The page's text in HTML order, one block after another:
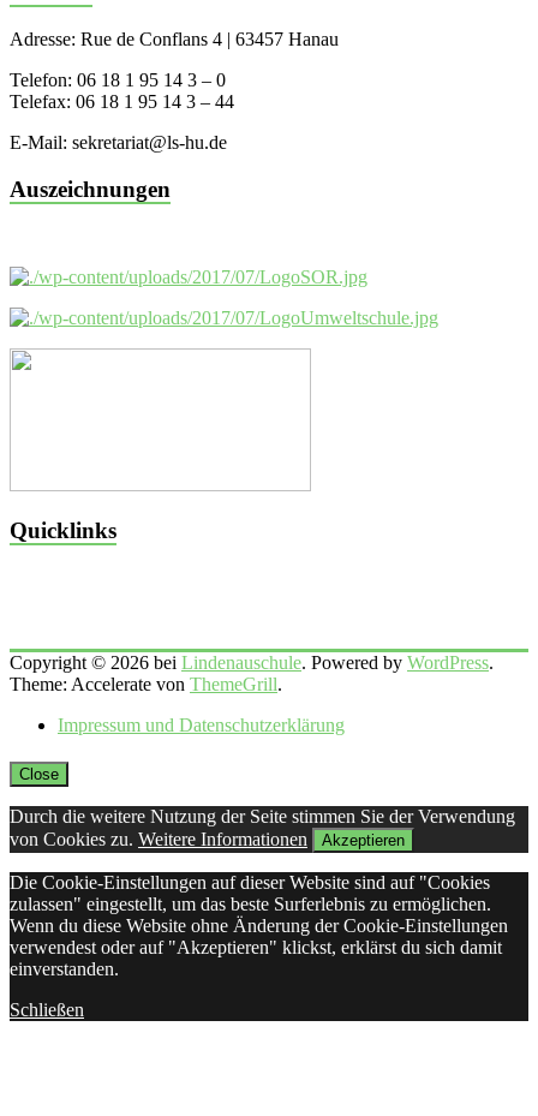
Adresse: Rue de Conflans 4 | 63457 Hanau
Telefon: 06 18 1 95 14 3 – 0
Telefax: 06 18 1 95 14 3 – 44
E-Mail: sekretariat@ls-hu.de
Auszeichnungen
Quicklinks
Copyright © 2026 bei Lindenauschule. Powered by WordPress.
Theme: Accelerate von ThemeGrill.
Impressum und Datenschutzerklärung
Close
Durch die weitere Nutzung der Seite stimmen Sie der Verwendung
von Cookies zu. Weitere Informationen Akzeptieren
Die Cookie-Einstellungen auf dieser Website sind auf "Cookies
zulassen" eingestellt, um das beste Surferlebnis zu ermöglichen.
Wenn du diese Website ohne Änderung der Cookie-Einstellungen
verwendest oder auf "Akzeptieren" klickst, erklärst du sich damit
einverstanden.
Schließen